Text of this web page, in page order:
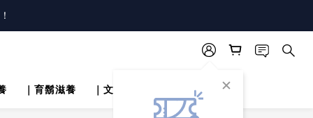
！
！
｜育鬍滋養 ｜文章分享